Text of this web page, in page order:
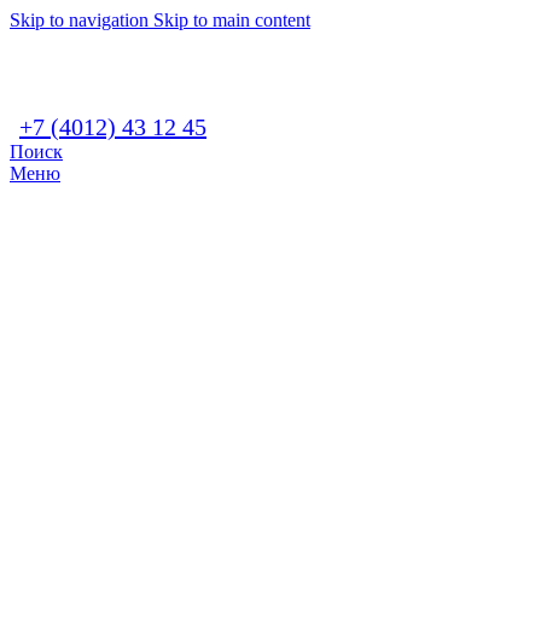
Skip to navigation Skip to main content
+7 (4012) 43 12 45
Поиск
Меню